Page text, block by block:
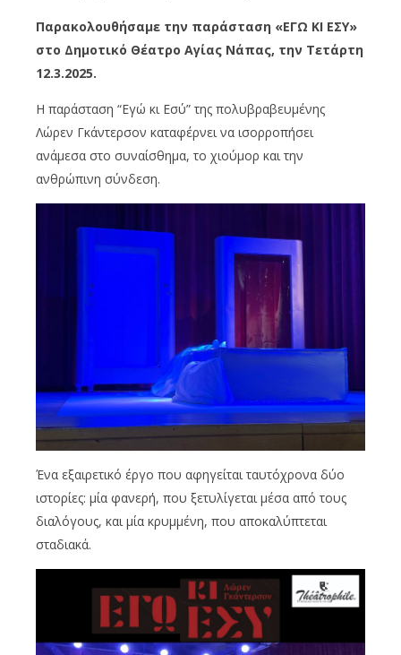
Παρακολουθήσαμε την παράσταση «ΕΓΩ ΚΙ ΕΣΥ»
στο Δημοτικό Θέατρο Αγίας Νάπας, την Τετάρτη
12.3.2025.
Η παράσταση “Εγώ κι Εσύ” της πολυβραβευμένης
Λώρεν Γκάντερσον καταφέρνει να ισορροπήσει
ανάμεσα στο συναίσθημα, το χιούμορ και την
ανθρώπινη σύνδεση.
Ένα εξαιρετικό έργο που αφηγείται ταυτόχρονα δύο
ιστορίες: μία φανερή, που ξετυλίγεται μέσα από τους
διαλόγους, και μία κρυμμένη, που αποκαλύπτεται
σταδιακά.